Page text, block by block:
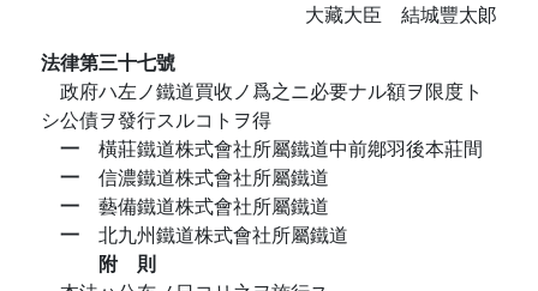
大藏大臣 結城豐太郞
法律第三十七號
政府ハ左ノ鐵道買收ノ爲之ニ必要ナル額ヲ限度ト
シ公債ヲ發行スルコトヲ得
一 橫莊鐵道株式會社所屬鐵道中前鄕羽後本莊間
一 信濃鐵道株式會社所屬鐵道
一 藝備鐵道株式會社所屬鐵道
一 北九州鐵道株式會社所屬鐵道
附 則